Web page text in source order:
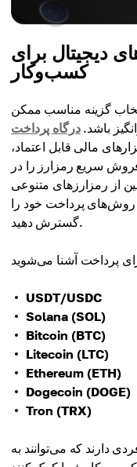
دیجیتال برای
کسب‌وکار
گزینه مناسب ممکن
باشد.
مالی قابل اعتماد،
سریع رمزارز را در
از رمزارزهای متنوعی
روش‌های پرداخت خود را
گسترش دهید.
USDT/USDC
Solana (SOL)
Bitcoin (BTC)
Litecoin (LTC)
Ethereum (ETH)
Dogecoin (DOGE)
Tron (TRX)
دارند که می‌توانند به